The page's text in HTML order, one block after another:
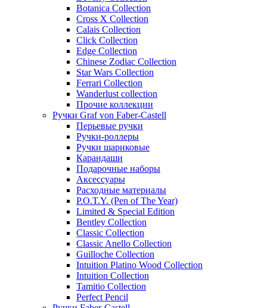
Botanica Collection
Cross X Collection
Calais Collection
Click Collection
Edge Collection
Chinese Zodiac Collection
Star Wars Collection
Ferrari Collection
Wanderlust collection
Прочие коллекции
Ручки Graf von Faber-Castell
Перьевые ручки
Ручки-роллеры
Ручки шариковые
Карандаши
Подарочные наборы
Аксессуары
Расходные материалы
P.O.T.Y. (Pen of The Year)
Limited & Special Edition
Bentley Collection
Classic Collection
Classic Anello Collection
Guilloche Collection
Intuition Platino Wood Collection
Intuition Collection
Tamitio Collection
Perfect Pencil